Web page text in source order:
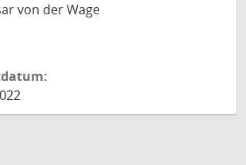
von der Wage